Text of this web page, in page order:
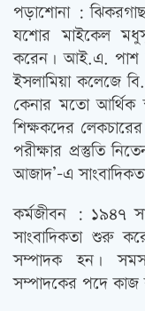
পড়াশোনা :
যশোর মাইকেল
করেন। আই.এ. পাশ
ইসলামিয়া কলেজে
কেনার মতো আর্থিক
শিক্ষকদের
পরীক্ষার প্রস্তুতি
আজাদ’-এ
কর্মজীবন : ১৯৪৭
সাংবাদিকতা শুরু
সম্পাদক হন।
সম্পাদকের পদে কাজ